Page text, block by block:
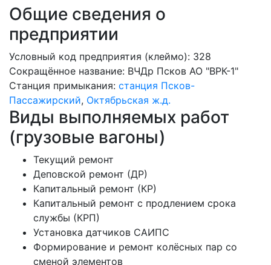
Общие сведения о
предприятии
Условный код предприятия (клеймо): 328
Сокращённое название: ВЧДр Псков АО "ВРК-1"
Станция примыкания: станция Псков-
Пассажирский, Октябрьская ж.д.
Виды выполняемых работ
(грузовые вагоны)
Текущий ремонт
Деповской ремонт (ДР)
Капитальный ремонт (КР)
Капитальный ремонт с продлением срока
службы (КРП)
Установка датчиков САИПС
Формирование и ремонт колёсных пар со
сменой элементов